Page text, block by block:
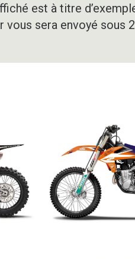
est à titre
vous sera envoyé sous